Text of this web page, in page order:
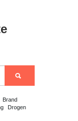
Brand
Drogen